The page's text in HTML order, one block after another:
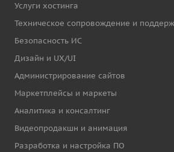
Услуги хостинга
Техническое сопровождение и
Безопасность ИС
Дизайн и UX/UI
Администрирование сайтов
Маркетплейсы и маркеты
Аналитика и консалтинг
Видеопродакшн и анимация
Разработка и настройка ПО